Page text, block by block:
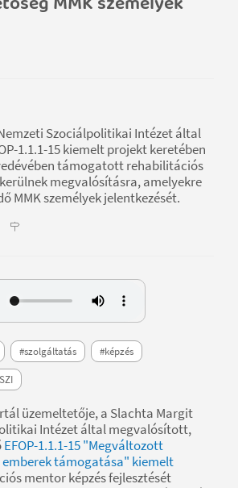
Szociálpolitikai Intézet által
1.1.1-15 kiemelt projekt keretében
támogatott rehabilitációs
megvalósításra, amelyekre
MMK személyek jelentkezését.
#szolgáltatás #képzés
üzemeltetője, a Slachta Margit
Intézet által megvalósított,
EFOP-1.1.1-15 "Megváltozott
emberek támogatása" kiemelt
mentor képzés fejlesztését